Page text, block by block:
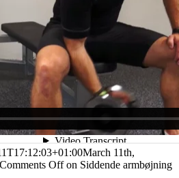
March 11th,
Comments Offon Siddende armbøjning